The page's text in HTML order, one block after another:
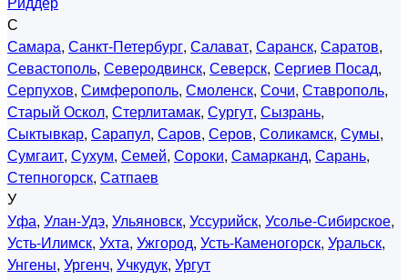
С
Самара, Санкт-Петербург, Салават, Саранск, Саратов,
Севастополь, Северодвинск, Северск, Сергиев Посад,
Серпухов, Симферополь, Смоленск, Сочи, Ставрополь,
Старый Оскол, Стерлитамак, Сургут, Сызрань,
Сыктывкар, Сарапул, Саров, Серов, Соликамск, Сумы,
Сумгаит, Сухум, Семей, Сороки, Самарканд, Сарань,
Степногорск, Сатпаев
У
Уфа, Улан-Удэ, Ульяновск, Уссурийск, Усолье-Сибирское,
Усть-Илимск, Ухта, Ужгород, Усть-Каменогорск, Уральск,
Унгены, Ургенч, Учкудук, Ургут